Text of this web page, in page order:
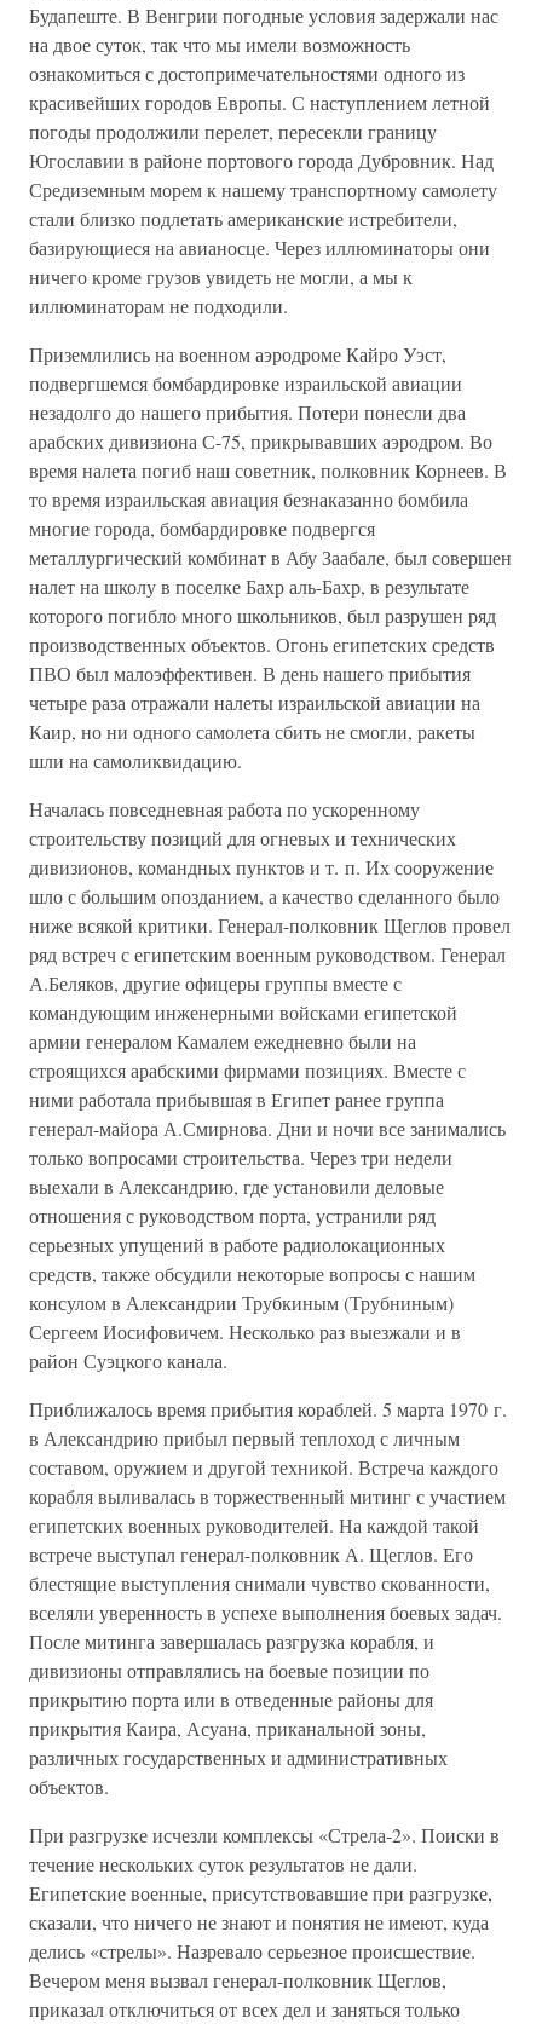
Будапеште. В Венгрии погодные условия задержали нас
на двое суток, так что мы имели возможность
ознакомиться с достопримечательностями одного из
красивейших городов Европы. С наступлением летной
погоды продолжили перелет, пересекли границу
Югославии в районе портового города Дубровник. Над
Средиземным морем к нашему транспортному самолету
стали близко подлетать американские истребители,
базирующиеся на авианосце. Через иллюминаторы они
ничего кроме грузов увидеть не могли, а мы к
иллюминаторам не подходили.
Приземлились на военном аэродроме Кайро Уэст,
подвергшемся бомбардировке израильской авиации
незадолго до нашего прибытия. Потери понесли два
арабских дивизиона С-75, прикрывавших аэродром. Во
время налета погиб наш советник, полковник Корнеев. В
то время израильская авиация безнаказанно бомбила
многие города, бомбардировке подвергся
металлургический комбинат в Абу Заабале, был совершен
налет на школу в поселке Бахр аль-Бахр, в результате
которого погибло много школьников, был разрушен ряд
производственных объектов. Огонь египетских средств
ПВО был малоэффективен. В день нашего прибытия
четыре раза отражали налеты израильской авиации на
Каир, но ни одного самолета сбить не смогли, ракеты
шли на самоликвидацию.
Началась повседневная работа по ускоренному
строительству позиций для огневых и технических
дивизионов, командных пунктов и т. п. Их сооружение
шло с большим опозданием, а качество сделанного было
ниже всякой критики. Генерал-полковник Щеглов провел
ряд встреч с египетским военным руководством. Генерал
А.Беляков, другие офицеры группы вместе с
командующим инженерными войсками египетской
армии генералом Камалем ежедневно были на
строящихся арабскими фирмами позициях. Вместе с
ними работала прибывшая в Египет ранее группа
генерал-майора А.Смирнова. Дни и ночи все занимались
только вопросами строительства. Через три недели
выехали в Александрию, где установили деловые
отношения с руководством порта, устранили ряд
серьезных упущений в работе радиолокационных
средств, также обсудили некоторые вопросы с нашим
консулом в Александрии Трубкиным (Трубниным)
Сергеем Иосифовичем. Несколько раз выезжали и в
район Суэцкого канала.
Приближалось время прибытия кораблей. 5 марта 1970 г.
в Александрию прибыл первый теплоход с личным
составом, оружием и другой техникой. Встреча каждого
корабля выливалась в торжественный митинг с участием
египетских военных руководителей. На каждой такой
встрече выступал генерал-полковник А. Щеглов. Его
блестящие выступления снимали чувство скованности,
вселяли уверенность в успехе выполнения боевых задач.
После митинга завершалась разгрузка корабля, и
дивизионы отправлялись на боевые позиции по
прикрытию порта или в отведенные районы для
прикрытия Каира, Асуана, приканальной зоны,
различных государственных и административных
объектов.
При разгрузке исчезли комплексы «Стрела-2». Поиски в
течение нескольких суток результатов не дали.
Египетские военные, присутствовавшие при разгрузке,
сказали, что ничего не знают и понятия не имеют, куда
делись «стрелы». Назревало серьезное происшествие.
Вечером меня вызвал генерал-полковник Щеглов,
приказал отключиться от всех дел и заняться только